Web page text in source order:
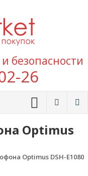
покупок
безопасности
26
Optimus
Optimus DSH-E1080